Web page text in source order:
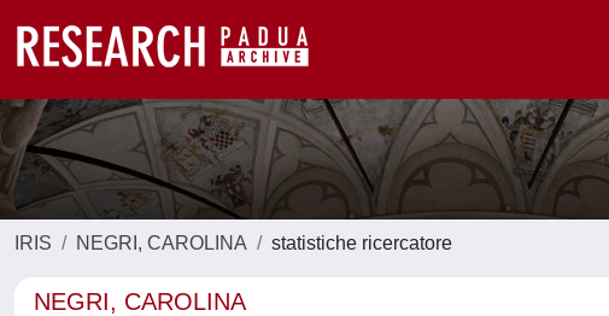
IRIS NEGRI, CAROLINA statistiche ricercatore
NEGRI, CAROLINA